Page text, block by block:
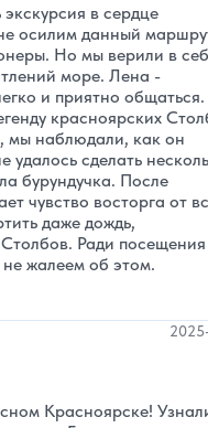
в сердце
осилим данный
Но мы верили в
море. Лена -
и приятно
красноярских
мы наблюдали, как он
сделать
бурундучка. После
чувство восторга от
даже дождь,
Ради посещения
жалеем об этом.
Красноярске!